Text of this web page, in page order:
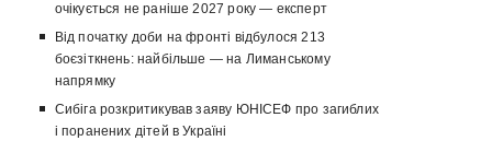
очікується не раніше 2027 року — експерт
Від початку доби на фронті відбулося 213
боєзіткнень: найбільше — на Лиманському
напрямку
Сибіга розкритикував заяву ЮНІСЕФ про загиблих
і поранених дітей в Україні